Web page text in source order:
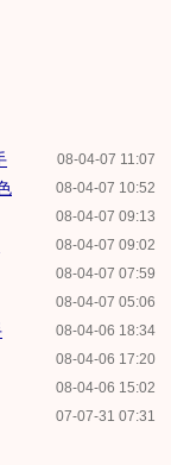
08-04-07 11:07
08-04-07 10:52
08-04-07 09:13
08-04-07 09:02
08-04-07 07:59
08-04-07 05:06
08-04-06 18:34
08-04-06 17:20
08-04-06 15:02
07-07-31 07:31